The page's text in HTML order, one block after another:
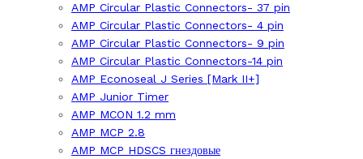
AMP Circular Plastic Connectors- 37 pin
AMP Circular Plastic Connectors- 4 pin
AMP Circular Plastic Connectors- 9 pin
AMP Circular Plastic Connectors-14 pin
AMP Econoseal J Series [Mark II+]
AMP Junior Timer
AMP MCON 1.2 mm
AMP MCP 2.8
AMP MCP HDSCS гнездовые